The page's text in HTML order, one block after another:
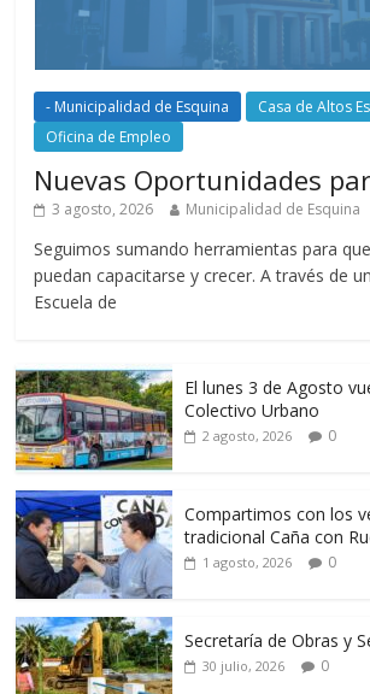
- Municipalidad de Esquina
Casa de Altos
Oficina de Empleo
Nuevas Oportunidades
3 agosto, 2026 Municipalidad de Esquina
Seguimos sumando herramientas para
puedan capacitarse y crecer. A través de
Escuela de
El lunes 3 de Agosto
Colectivo Urbano
2 agosto, 2026 0
Compartimos con los
tradicional Caña con
1 agosto, 2026 0
Secretaría de Obras y
30 julio, 2026 0